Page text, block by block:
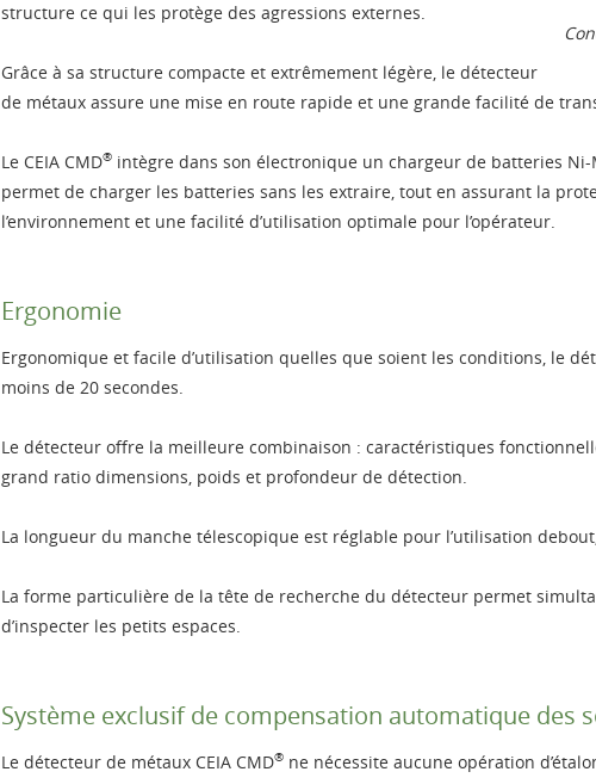
structure ce qui les protège des agressions externes.
Grâce à sa structure compacte et extrêmement légère, le détecteur
de métaux assure une mise en route rapide et une grande facilité de
Le CEIA CMD®intègre dans son électronique un chargeur de batteries Ni-
permet de charger les batteries sans les extraire, tout en assurant la
l’environnement et une facilité d’utilisation optimale pour l’opérateur.
Ergonomie
Ergonomique et facile d’utilisation quelles que soient les conditions, le
moins de 20 secondes.
Le détecteur offre la meilleure combinaison : caractéristiques
grand ratio dimensions, poids et profondeur de détection.
La longueur du manche télescopique est réglable pour l’utilisation
La forme particulière de la tête de recherche du détecteur permet
d’inspecter les petits espaces.
Système exclusif de compensation automatique des
Le détecteur de métaux CEIA CMD®ne nécessite aucune opération